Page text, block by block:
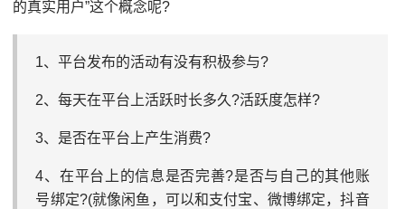
的真实⽤户”这个概念呢?
1、平台发布的活动有没有积极参与?
2、每天在平台上活跃时⻓多久?活跃度怎样?
3、是否在平台上产⽣消费?
4、在平台上的信息是否完善?是否与⾃⼰的其他账
号绑定?(就像闲⻥，可以和⽀付宝、微博绑定，抖⾳